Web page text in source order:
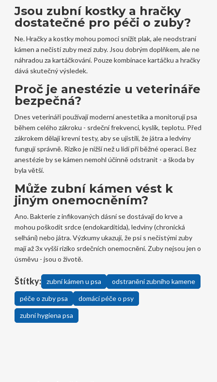
Jsou zubní kostky a hračky
dostatečné pro péči o zuby?
Ne. Hračky a kostky mohou pomoci snížit plak, ale neodstraní
kámen a nečistí zuby mezi zuby. Jsou dobrým doplňkem, ale ne
náhradou za kartáčkování. Pouze kombinace kartáčku a hračky
dává skutečný výsledek.
Proč je anestézie u veterináře
bezpečná?
Dnes veterináři používají moderní anestetika a monitorují psa
během celého zákroku - srdeční frekvenci, kyslík, teplotu. Před
zákrokem dělají krevní testy, aby se ujistili, že játra a ledviny
fungují správně. Riziko je nižší než u lidí při běžné operaci. Bez
anestézie by se kámen nemohl účinně odstranit - a škoda by
byla větší.
Může zubní kámen vést k
jiným onemocněním?
Ano. Bakterie z infikovaných dásní se dostávají do krve a
mohou poškodit srdce (endokarditida), ledviny (chronická
selhání) nebo játra. Výzkumy ukazují, že psi s nečistými zuby
mají až 3x vyšší riziko srdečních onemocnění. Zuby nejsou jen o
úsměvu - jsou o životě.
Štítky: zubní kámen u psa odstranění zubního kamene
péče o zuby psa domácí péče o psy
zubní hygiena psa